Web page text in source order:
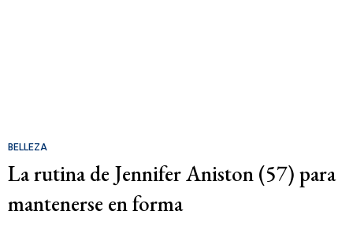
BELLEZA
La rutina de Jennifer Aniston (57) para
mantenerse en forma